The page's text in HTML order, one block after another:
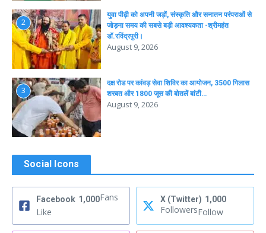
2
युवा पीढ़ी को अपनी जड़ों, संस्कृति और सनातन परंपराओं से
जोड़ना समय की सबसे बड़ी आवश्यकता -श्रीमहंत
डॉ.रविंद्रपुरी।
August 9, 2026
3
दक्ष रोड पर कांवड़ सेवा शिविर का आयोजन, 3500 गिलास
शरबत और 1800 जूस की बोतलें बांटी…
August 9, 2026
Social Icons
Facebook 1,000Fans
Like
X (Twitter) 1,000
FollowersFollow